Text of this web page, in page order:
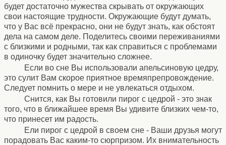
будет достаточно мужества скрывать от окружающих
свои настоящие трудности. Окружающие будут думать,
что у Вас всё прекрасно, они не будут знать, как обстоят
дела на самом деле. Поделитесь своими переживаниями
с близкими и родными, так как справиться с проблемами
в одиночку будет значительно сложнее.
Если во сне Вы использовали апельсиновую цедру,
это сулит Вам скорое приятное времяпрепровождение.
Следует помнить о мере и не увлекаться отдыхом.
Снится, как Вы готовили пирог с цедрой - это знак
того, что в ближайшее время Вы удивите близких чем-то,
что принесет им радость.
Ели пирог с цедрой в своем сне - Ваши друзья могут
порадовать Вас каким-то сюрпризом. Их внимательность